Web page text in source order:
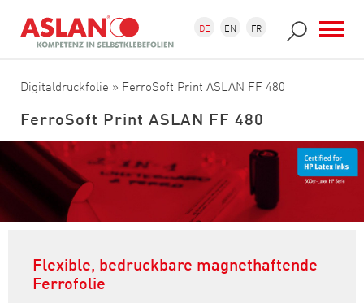
Suchformular
Suche DE EN FR
Digitaldruckfolie » FerroSoft Print ASLAN FF 480
FerroSoft Print ASLAN FF 480
Flexible, bedruckbare magnethaftende
Ferrofolie